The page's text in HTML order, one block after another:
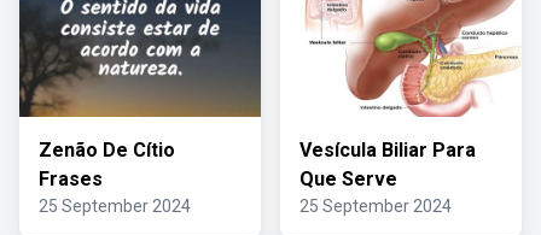
Zenão De Cítio
Frases
25 September 2024
Vesícula Biliar Para
Que Serve
25 September 2024